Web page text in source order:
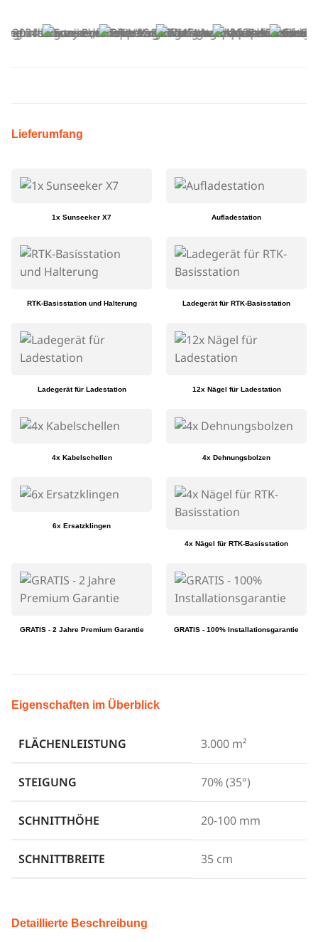
Lieferumfang
1x Sunseeker X7 Aufladestation
RTK-Basisstation und Halterung Ladegerät für RTK-Basisstation
Ladegerät für Ladestation 12x Nägel für Ladestation
4x Kabelschellen 4x Dehnungsbolzen
6x Ersatzklingen
4x Nägel für RTK-Basisstation
GRATIS - 2 Jahre Premium Garantie GRATIS - 100% Installationsgarantie
Eigenschaften im Überblick
FLÄCHENLEISTUNG 3.000 m²
STEIGUNG 70% (35°)
SCHNITTHÖHE 20-100 mm
SCHNITTBREITE 35 cm
Detaillierte Beschreibung